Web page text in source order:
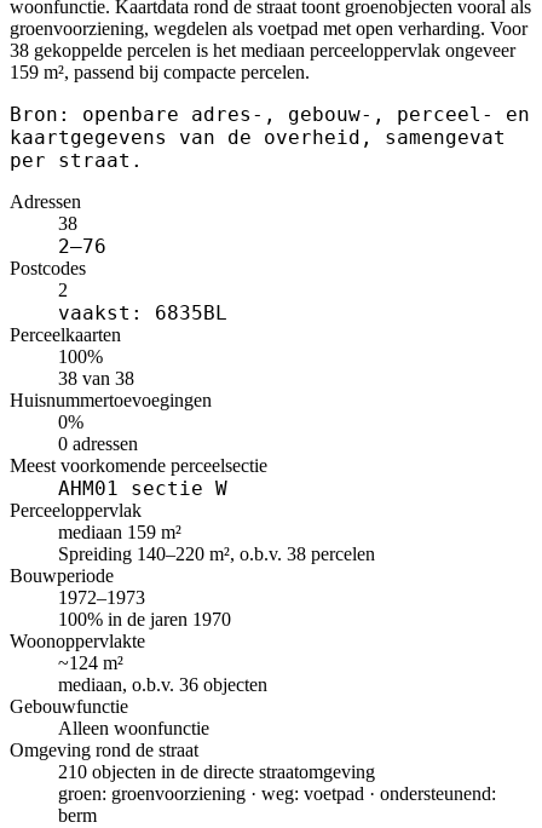
woonfunctie. Kaartdata rond de straat toont groenobjecten vooral als
groenvoorziening, wegdelen als voetpad met open verharding. Voor
38 gekoppelde percelen is het mediaan perceeloppervlak ongeveer
159 m², passend bij compacte percelen.
Bron: openbare adres-, gebouw-, perceel- en
kaartgegevens van de overheid, samengevat
per straat.
Adressen
38
2–76
Postcodes
2
vaakst: 6835BL
Perceelkaarten
100%
38 van 38
Huisnummertoevoegingen
0%
0 adressen
Meest voorkomende perceelsectie
AHM01 sectie W
Perceeloppervlak
mediaan 159 m²
Spreiding 140–220 m², o.b.v. 38 percelen
Bouwperiode
1972–1973
100% in de jaren 1970
Woonoppervlakte
~124 m²
mediaan, o.b.v. 36 objecten
Gebouwfunctie
Alleen woonfunctie
Omgeving rond de straat
210 objecten in de directe straatomgeving
groen: groenvoorziening · weg: voetpad · ondersteunend:
berm